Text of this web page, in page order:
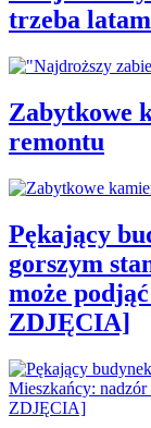
trzeba
Zabytkowe
remontu
Pękający
gorszym
może
ZDJĘCIA]